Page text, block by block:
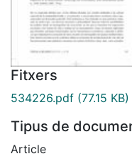
Fitxers
534226.pdf (77.15 KB)
Tipus de
Article